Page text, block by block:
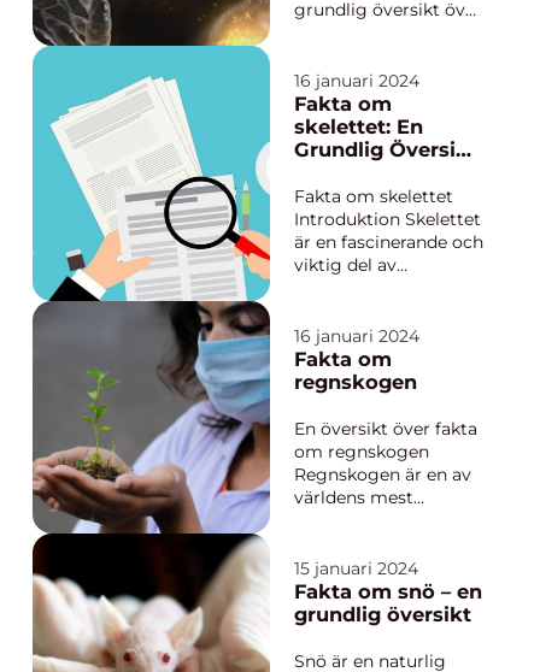
infe...
grundlig översikt över
denna artikel kommer
vi att utforska
debatten om vilket
vaccin som är bäst:
Båda dessa vacciner ...
16 januari 2024
Fakta om
skelettet: En
Grundlig Översikt
Stödstruktur
Fakta om skelettet
Introduktion Skelettet
är en fascinerande och
viktig del av
kroppens stödstruktur
och skyddar våra inre
organ samtidigt som
hållning. I denna
artikel kommer vi att
fördjupa...
16 januari 2024
Fakta om
regnskogen
En översikt över fakta
om regnskogen
Regnskogen är en av
världens mest
avgörande roll för
planetens hälsa och
välbefinnande. Med
geografiska
15 januari 2024
Fakta om snö – en
grundlig översikt
Snö är en naturlig